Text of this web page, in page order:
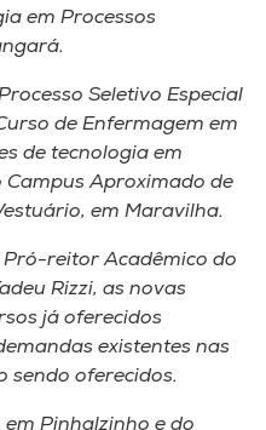
em Processos
Seletivo Especial
de Enfermagem em
de tecnologia em
CampusAproximado de
em Maravilha.
Pró-reitor Acadêmico do
Rizzi, as novas
já oferecidos
existentes nas
sendo oferecidos.
Pinhalzinho e do